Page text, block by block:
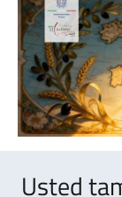
Usted